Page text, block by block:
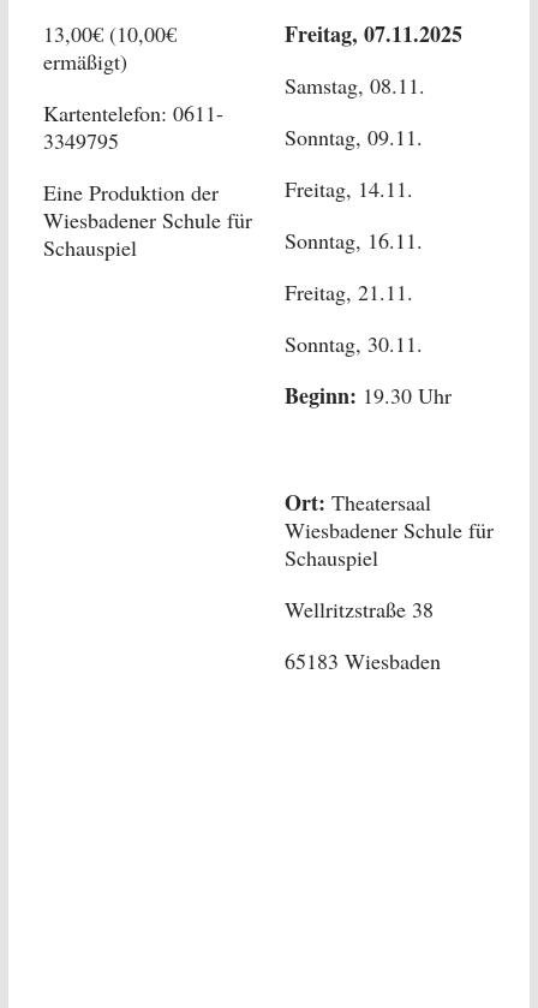
13,00€ (10,00€
ermäßigt)
Kartentelefon: 0611-
3349795
Eine Produktion der
Wiesbadener Schule für
Schauspiel
Freitag, 07.11.2025
Samstag, 08.11.
Sonntag, 09.11.
Freitag, 14.11.
Sonntag, 16.11.
Freitag, 21.11.
Sonntag, 30.11.
Beginn: 19.30 Uhr
Ort: Theatersaal
Wiesbadener Schule für
Schauspiel
Wellritzstraße 38
65183 Wiesbaden